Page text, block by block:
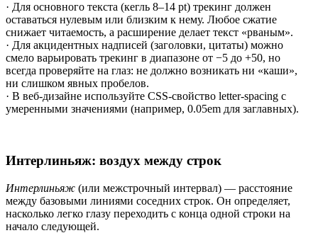
· Для основного текста (кегль 8–14 pt) трекинг должен
оставаться нулевым или близким к нему. Любое сжатие
снижает читаемость, а расширение делает текст «рваным».
· Для акцидентных надписей (заголовки, цитаты) можно
смело варьировать трекинг в диапазоне от −5 до +50, но
всегда проверяйте на глаз: не должно возникать ни «каши»,
ни слишком явных пробелов.
· В веб-дизайне используйте CSS-свойство letter-spacing с
умеренными значениями (например, 0.05em для заглавных).
Интерлиньяж: воздух между строк
Интерлиньяж (или межстрочный интервал) — расстояние
между базовыми линиями соседних строк. Он определяет,
насколько легко глазу переходить с конца одной строки на
начало следующей.